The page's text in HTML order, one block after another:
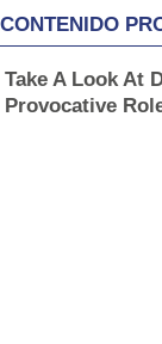
CONTENIDO
Take A Look At
Provocative